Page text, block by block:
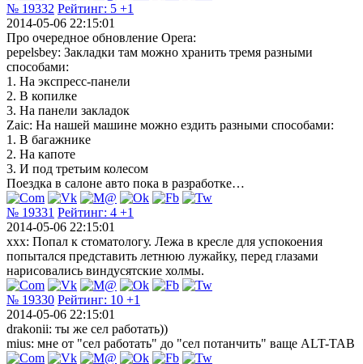
№ 19332 Рейтинг: 5 +1
2014-05-06 22:15:01
Про очередное обновление Opera:
pepelsbey: Закладки там можно хранить тремя разными
способами:
1. На экспресс-панели
2. В копилке
3. На панели закладок
Zaic: На нашей машине можно ездить разными способами:
1. В багажнике
2. На капоте
3. И под третьим колесом
Поездка в салоне авто пока в разработке…
№ 19331 Рейтинг: 4 +1
2014-05-06 22:15:01
xxx: Попал к стоматологу. Лежа в кресле для успокоения
попытался представить летнюю лужайку, перед глазами
нарисовались виндусятские холмы.
№ 19330 Рейтинг: 10 +1
2014-05-06 22:15:01
drakonii: ты же сел работать))
mius: мне от "сел работать" до "сел потанчить" ваще ALT-TAB